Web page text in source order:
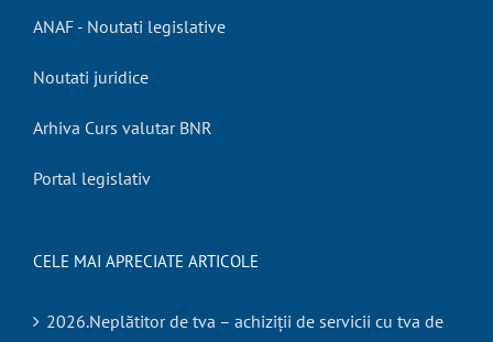
ANAF - Noutati legislative
Noutati juridice
Arhiva Curs valutar BNR
Portal legislativ
CELE MAI APRECIATE ARTICOLE
2026.Neplătitor de tva – achiziții de servicii cu tva de